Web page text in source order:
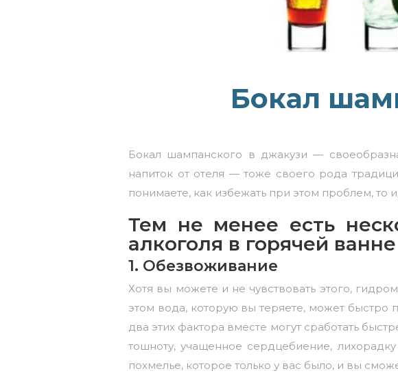
Бокал
Бокал шампанского в джакузи —
напиток от отеля — тоже своего рода
понимаете, как избежать при этом проблем,
Тем не менее есть
алкоголя в горячей
1. Обезвоживание
Хотя вы можете и не чувствовать этого,
этом вода, которую вы теряете, может быстро
два этих фактора вместе могут сработать
тошноту, учащенное сердцебиение,
похмелье, которое только у вас было, и вы